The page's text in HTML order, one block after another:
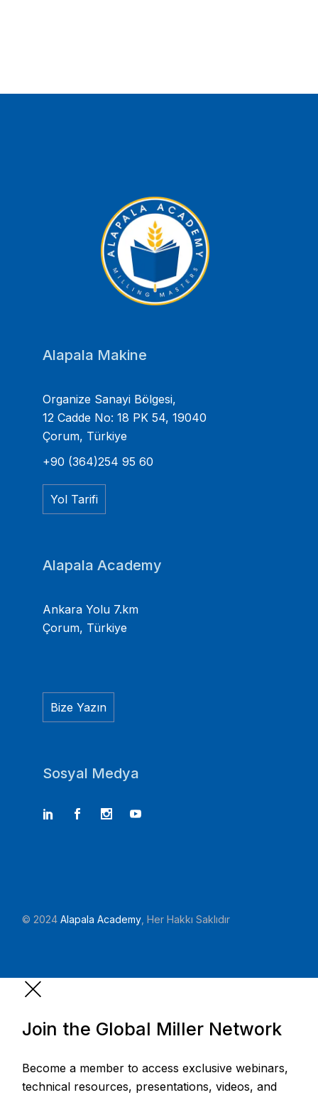
Alapala Makine
Organize Sanayi Bölgesi,
12 Cadde No: 18 PK 54, 19040
Çorum, Türkiye
+90 (364)254 95 60
Yol Tarifi
Alapala Academy
Ankara Yolu 7.km
Çorum, Türkiye
Bize Yazın
Sosyal Medya
© 2024Alapala Academy , Her Hakkı Saklıdır
Join the Global Miller Network
Become a member to access exclusive webinars,
technical resources, presentations, videos, and